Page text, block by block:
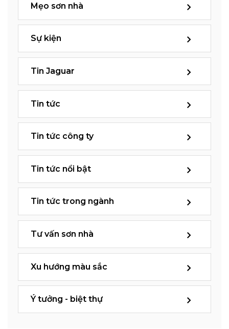
Mẹo sơn nhà
Sự kiện
Tin Jaguar
Tin tức
Tin tức công ty
Tin tức nổi bật
Tin tức trong ngành
Tư vấn sơn nhà
Xu hướng màu sắc
Ý tưởng - biệt thự